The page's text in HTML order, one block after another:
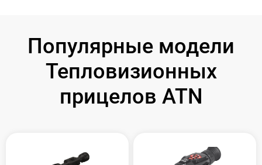
Популярные модели
Тепловизионных
прицелов ATN